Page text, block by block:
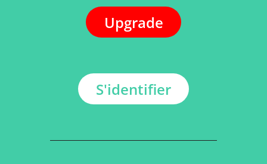
Upgrade
S'identifier